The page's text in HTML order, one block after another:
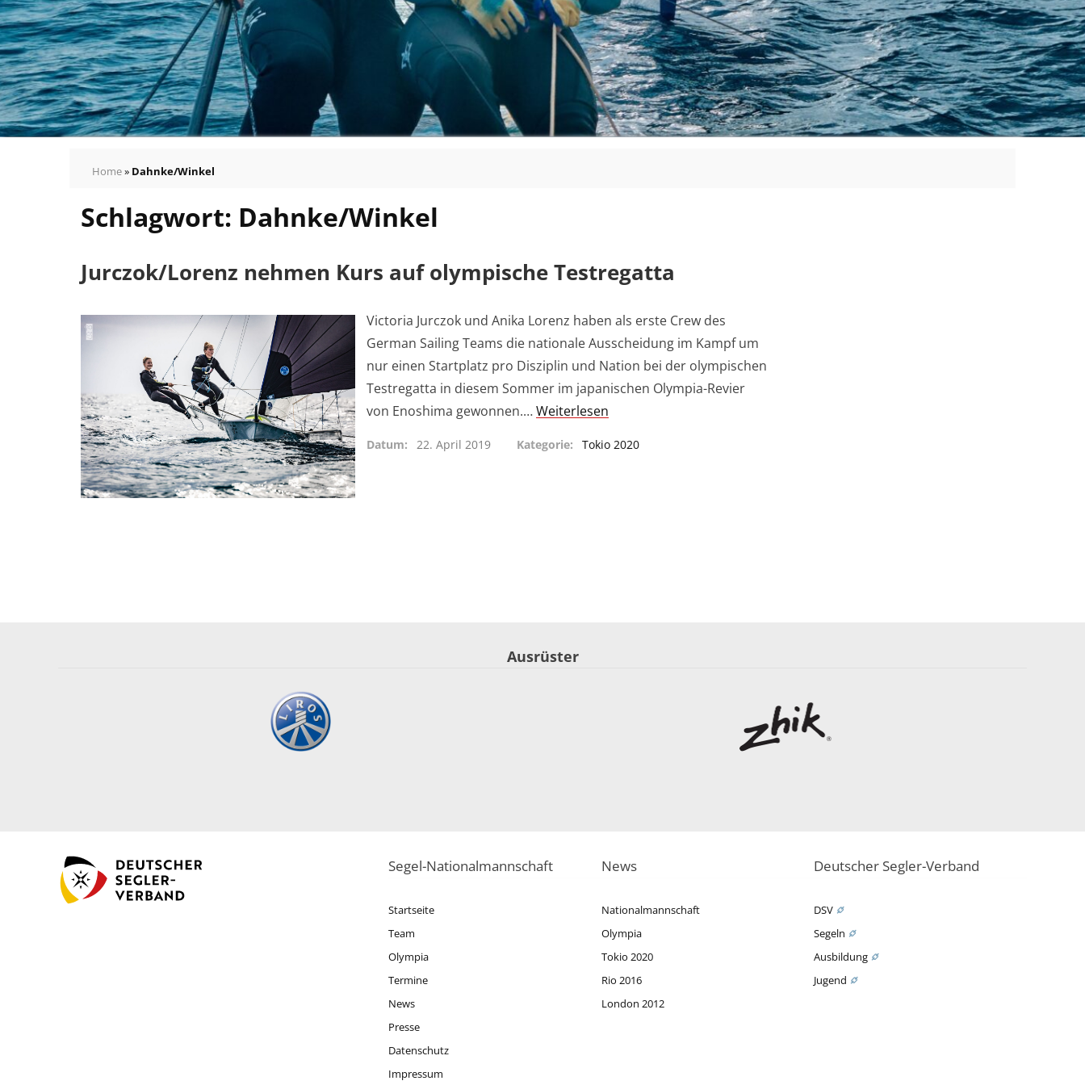
Home» Dahnke/Winkel
Schlagwort: Dahnke/Winkel
Jurczok/Lorenz nehmen Kurs auf olympische Testregatta
Victoria Jurczok und Anika Lorenz haben als erste Crew des
German Sailing Teams die nationale Ausscheidung im Kampf um
nur einen Startplatz pro Disziplin und Nation bei der olympischen
Testregatta in diesem Sommer im japanischen Olympia-Revier
von Enoshima gewonnen.…Weiterlesen
Datum 22. April 2019 Kategorie Tokio 2020
Ausrüster
Segel-Nationalmannschaft
Startseite
Team
Olympia
Termine
News
Presse
Datenschutz
Impressum
Deutscher Segler-Verband
DSV
Segeln
Ausbildung
Jugend
News
Nationalmannschaft
Olympia
Tokio 2020
Rio 2016
London 2012